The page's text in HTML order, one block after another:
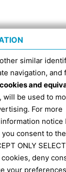
similar
navigation, and
cookies and
will be used to
For more
notice
you consent to
ONLY
deny
your